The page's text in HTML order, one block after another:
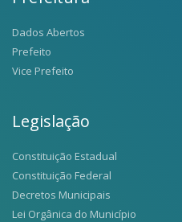
Dados Abertos
Prefeito
Vice Prefeito
Legislação
Constituição Estadual
Constituição Federal
Decretos Municipais
Lei Orgânica do Município